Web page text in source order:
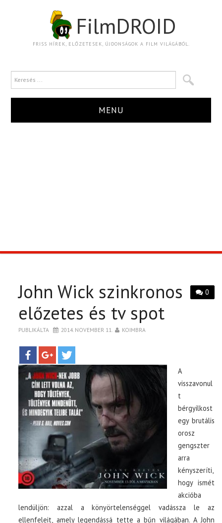
FilmDROID
FRISS HÍREK, ELŐZETESEK, ÚJDONSÁGOK A FILM VILÁGÁBÓL.
MENU
PÓLÓ RENDELÉS
0
John Wick szinkronos
előzetes és tv spot
PUBLIKÁLTA 2014. NOVEMBER 11. KOIMBRA
A
visszavonul
t
bérgyilkost
egy brutális
orosz
gengszter
arra
kényszeríti,
hogy ismét
akcióba
lendüljön: azzal a könyörtelenséggel vadássza le az
ellenfeleit, amely legendássá tette a bűn világában. A John